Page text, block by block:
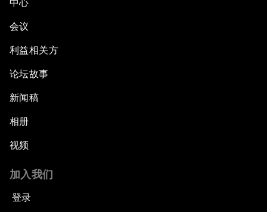
中心
会议
利益相关方
论坛故事
新闻稿
相册
视频
加入我们
登录